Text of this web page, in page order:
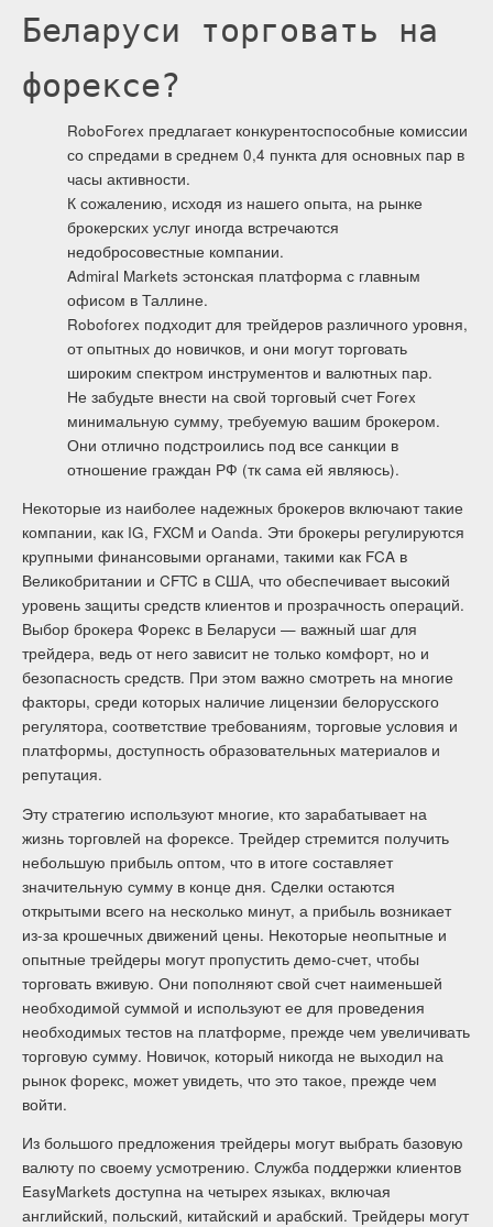
Беларуси торговать на
форексе?
RoboForex предлагает конкурентоспособные комиссии
со спредами в среднем 0,4 пункта для основных пар в
часы активности.
К сожалению, исходя из нашего опыта, на рынке
брокерских услуг иногда встречаются
недобросовестные компании.
Admiral Markets эстонская платформа с главным
офисом в Таллине.
Roboforex подходит для трейдеров различного уровня,
от опытных до новичков, и они могут торговать
широким спектром инструментов и валютных пар.
Не забудьте внести на свой торговый счет Forex
минимальную сумму, требуемую вашим брокером.
Они отлично подстроились под все санкции в
отношение граждан РФ (тк сама ей являюсь).
Некоторые из наиболее надежных брокеров включают такие
компании, как IG, FXCM и Oanda. Эти брокеры регулируются
крупными финансовыми органами, такими как FCA в
Великобритании и CFTC в США, что обеспечивает высокий
уровень защиты средств клиентов и прозрачность операций.
Выбор брокера Форекс в Беларуси — важный шаг для
трейдера, ведь от него зависит не только комфорт, но и
безопасность средств. При этом важно смотреть на многие
факторы, среди которых наличие лицензии белорусского
регулятора, соответствие требованиям, торговые условия и
платформы, доступность образовательных материалов и
репутация.
Эту стратегию используют многие, кто зарабатывает на
жизнь торговлей на форексе. Трейдер стремится получить
небольшую прибыль оптом, что в итоге составляет
значительную сумму в конце дня. Сделки остаются
открытыми всего на несколько минут, а прибыль возникает
из-за крошечных движений цены. Некоторые неопытные и
опытные трейдеры могут пропустить демо-счет, чтобы
торговать вживую. Они пополняют свой счет наименьшей
необходимой суммой и используют ее для проведения
необходимых тестов на платформе, прежде чем увеличивать
торговую сумму. Новичок, который никогда не выходил на
рынок форекс, может увидеть, что это такое, прежде чем
войти.
Из большого предложения трейдеры могут выбрать базовую
валюту по своему усмотрению. Служба поддержки клиентов
EasyMarkets доступна на четырех языках, включая
английский, польский, китайский и арабский. Трейдеры могут